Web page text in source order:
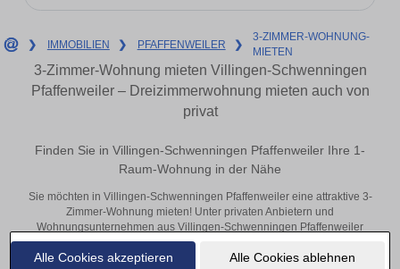
Alle Cookies akzeptieren Alle Cookies ablehnen
❯ IMMOBILIEN ❯ PFAFFENWEILER ❯
3-ZIMMER-WOHNUNG-
MIETEN
3-Zimmer-Wohnung mieten Villingen-Schwenningen
Pfaffenweiler – Dreizimmerwohnung mieten auch von
privat
Finden Sie in Villingen-Schwenningen Pfaffenweiler Ihre 1-
Raum-Wohnung in der Nähe
Sie möchten in Villingen-Schwenningen Pfaffenweiler eine attraktive 3-
Zimmer-Wohnung mieten! Unter privaten Anbietern und
Wohnungsunternehmen aus Villingen-Schwenningen Pfaffenweiler
finden Sie Ihre Dreizimmerwohnung. Mit ein paar Klicks zu Ihrer 3-
Raum-Wohnung in der Nähe.